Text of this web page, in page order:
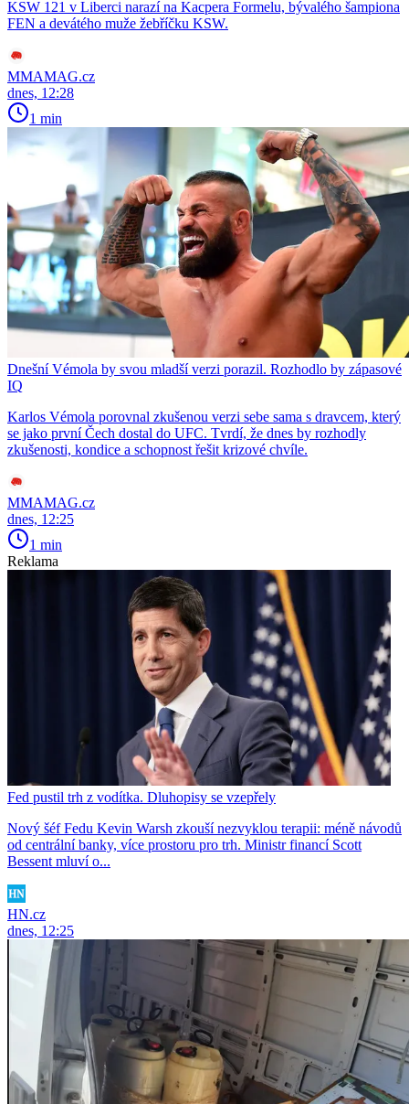
KSW 121 v Liberci narazí na Kacpera Formelu, bývalého šampiona
FEN a devátého muže žebříčku KSW.
MMAMAG.cz
dnes, 12:28
1 min
Dnešní Vémola by svou mladší verzi porazil. Rozhodlo by zápasové
IQ
Karlos Vémola porovnal zkušenou verzi sebe sama s dravcem, který
se jako první Čech dostal do UFC. Tvrdí, že dnes by rozhodly
zkušenosti, kondice a schopnost řešit krizové chvíle.
MMAMAG.cz
dnes, 12:25
1 min
Reklama
Fed pustil trh z vodítka. Dluhopisy se vzepřely
Nový šéf Fedu Kevin Warsh zkouší nezvyklou terapii: méně návodů
od centrální banky, více prostoru pro trh. Ministr financí Scott
Bessent mluví o...
HN.cz
dnes, 12:25